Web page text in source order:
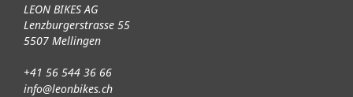
LEON BIKES AG
Lenzburgerstrasse 55
5507 Mellingen
+41 56 544 36 66
info@leonbikes.ch